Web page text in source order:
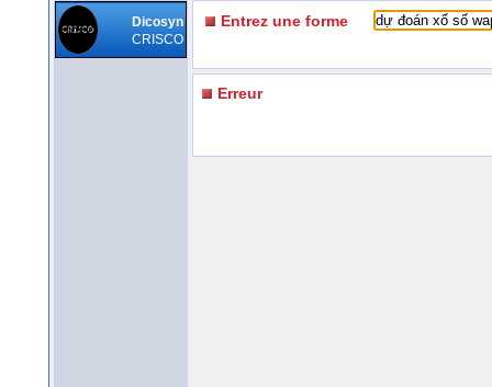
Dicosyn
CRISCO
Entrez une forme
Erreur